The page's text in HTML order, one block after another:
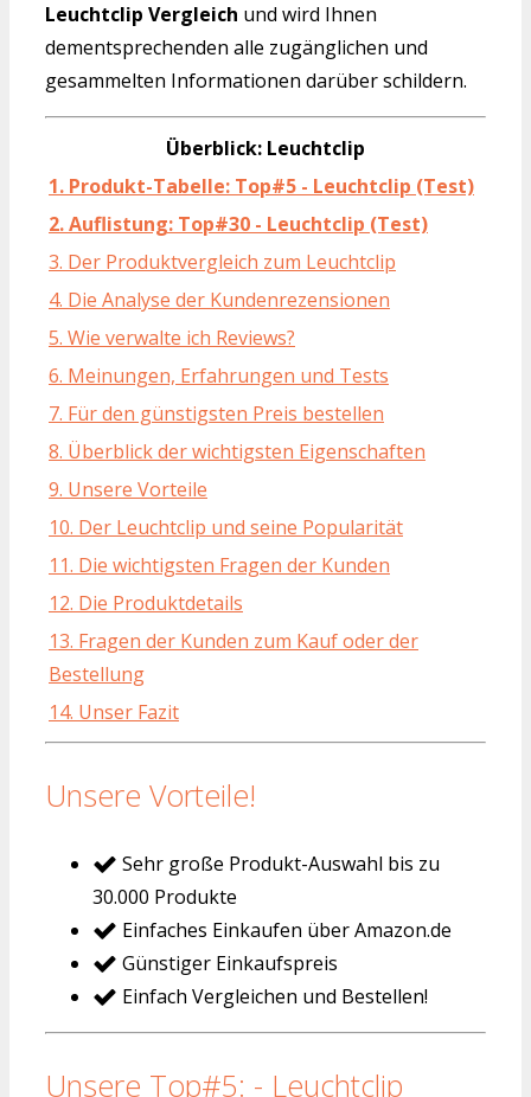
Leuchtclip Vergleich und wird Ihnen
dementsprechenden alle zugänglichen und
gesammelten Informationen darüber schildern.
Überblick: Leuchtclip
1. Produkt-Tabelle: Top#5 - Leuchtclip (Test)
2. Auflistung: Top#30 - Leuchtclip (Test)
3. Der Produktvergleich zum Leuchtclip
4. Die Analyse der Kundenrezensionen
5. Wie verwalte ich Reviews?
6. Meinungen, Erfahrungen und Tests
7. Für den günstigsten Preis bestellen
8. Überblick der wichtigsten Eigenschaften
9. Unsere Vorteile
10. Der Leuchtclip und seine Popularität
11. Die wichtigsten Fragen der Kunden
12. Die Produktdetails
13. Fragen der Kunden zum Kauf oder der
Bestellung
14. Unser Fazit
Unsere Vorteile!
Sehr große Produkt-Auswahl bis zu
30.000 Produkte
Einfaches Einkaufen über Amazon.de
Günstiger Einkaufspreis
Einfach Vergleichen und Bestellen!
Unsere Top#5: - Leuchtclip